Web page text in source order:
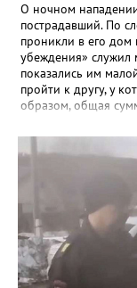
О ночном
пострадавший. По
проникли в его
убеждения» служил
показались им
пройти к другу, у
образом, общая
рассказали в
уголовного
неработающих
дело возбуждено по